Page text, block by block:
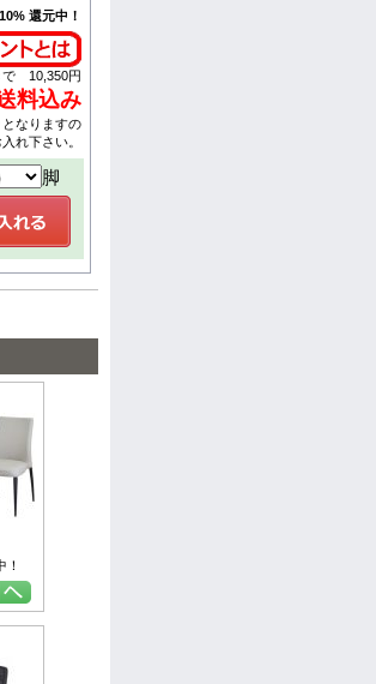
還元中！
で 10,350円
料込み
なりますの
れ下さい。
脚